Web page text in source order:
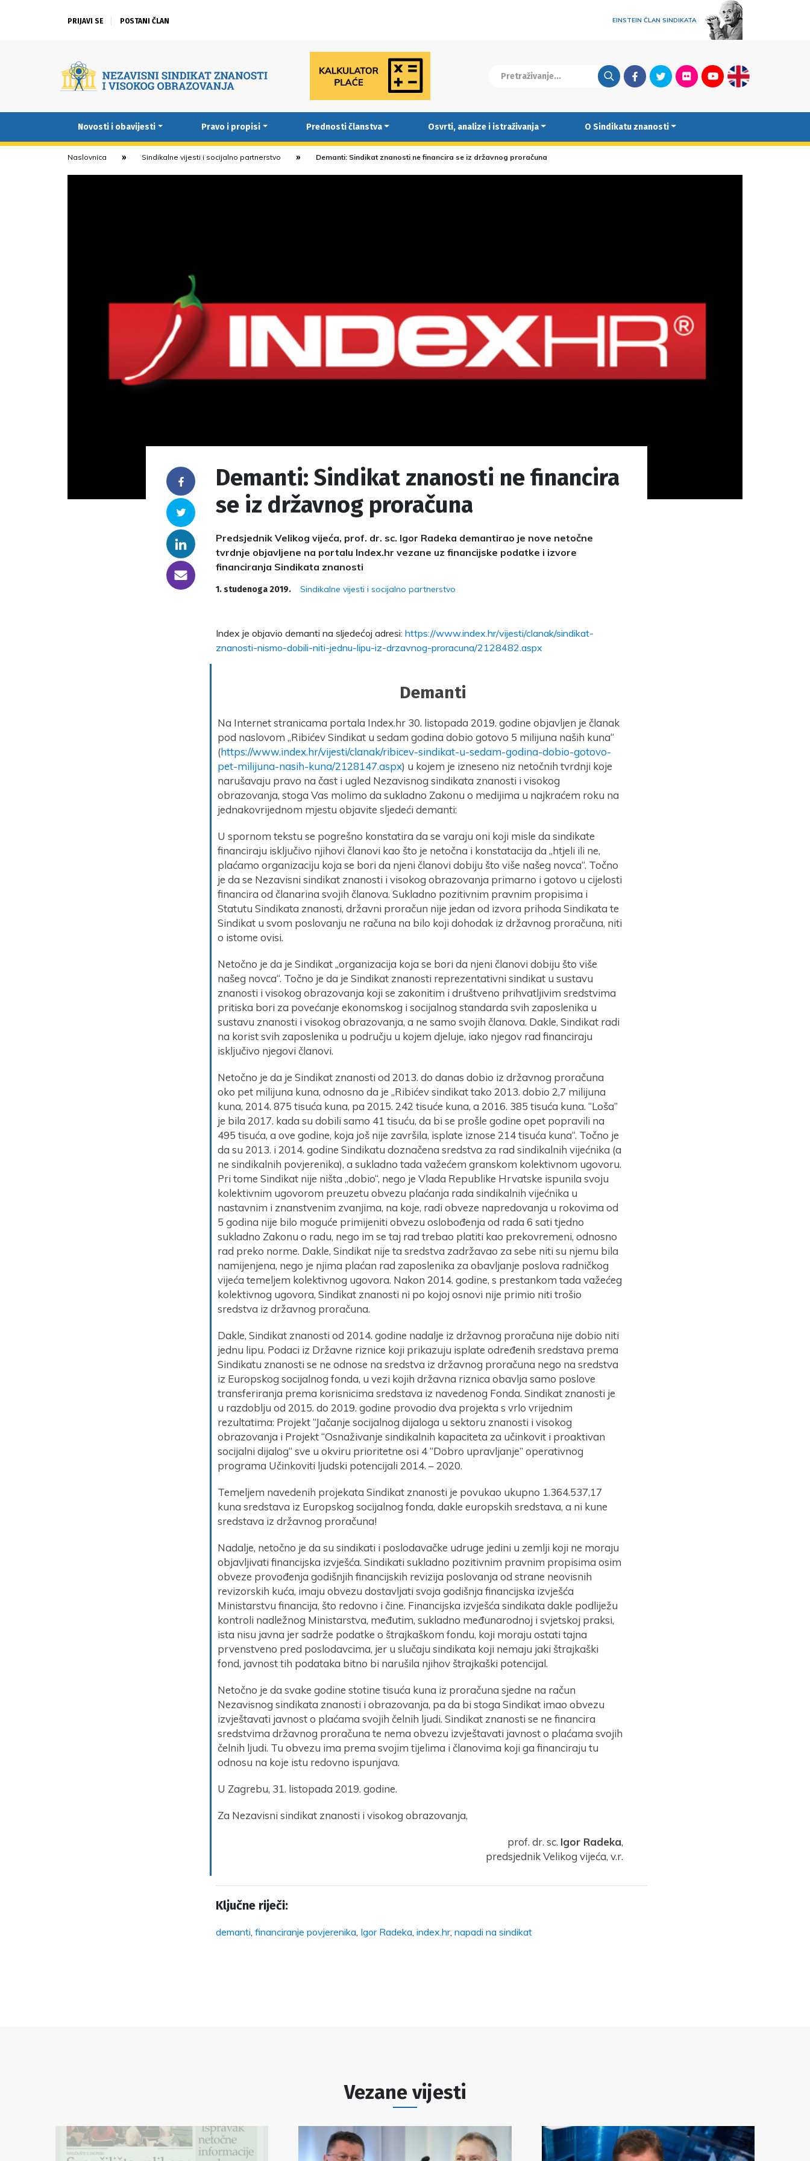
PRIJAVI SE POSTANI ČLAN EINSTEIN ČLAN SINDIKATA
FacebookTwitterFlickrYoutubeEnglish
Novosti i obavijesti Pravo i propisi Prednosti članstva Osvrti, analize i istraživanja O Sindikatu znanosti
Naslovnica Sindikalne vijesti i socijalno partnerstvo Demanti: Sindikat znanosti ne financira se iz državnog proračuna
Facebook
Twitter
Linkedin
someone@yoursite.com
Demanti: Sindikat znanosti ne financira
se iz državnog proračuna
Predsjednik Velikog vijeća, prof. dr. sc. Igor Radeka demantirao je nove netočne
tvrdnje objavljene na portalu Index.hr vezane uz financijske podatke i izvore
financiranja Sindikata znanosti
1. studenoga 2019. Sindikalne vijesti i socijalno partnerstvo
Index je objavio demanti na sljedećoj adresi: https://www.index.hr/vijesti/clanak/sindikat-
znanosti-nismo-dobili-niti-jednu-lipu-iz-drzavnog-proracuna/2128482.aspx
Demanti
Na Internet stranicama portala Index.hr 30. listopada 2019. godine objavljen je članak
pod naslovom „Ribićev Sindikat u sedam godina dobio gotovo 5 milijuna naših kuna“
(https://www.index.hr/vijesti/clanak/ribicev-sindikat-u-sedam-godina-dobio-gotovo-
pet-milijuna-nasih-kuna/2128147.aspx) u kojem je izneseno niz netočnih tvrdnji koje
narušavaju pravo na čast i ugled Nezavisnog sindikata znanosti i visokog
obrazovanja, stoga Vas molimo da sukladno Zakonu o medijima u najkraćem roku na
jednakovrijednom mjestu objavite sljedeći demanti:
U spornom tekstu se pogrešno konstatira da se varaju oni koji misle da sindikate
financiraju isključivo njihovi članovi kao što je netočna i konstatacija da „htjeli ili ne,
plaćamo organizaciju koja se bori da njeni članovi dobiju što više našeg novca“. Točno
je da se Nezavisni sindikat znanosti i visokog obrazovanja primarno i gotovo u cijelosti
financira od članarina svojih članova. Sukladno pozitivnim pravnim propisima i
Statutu Sindikata znanosti, državni proračun nije jedan od izvora prihoda Sindikata te
Sindikat u svom poslovanju ne računa na bilo koji dohodak iz državnog proračuna, niti
o istome ovisi.
Netočno je da je Sindikat „organizacija koja se bori da njeni članovi dobiju što više
našeg novca“. Točno je da je Sindikat znanosti reprezentativni sindikat u sustavu
znanosti i visokog obrazovanja koji se zakonitim i društveno prihvatljivim sredstvima
pritiska bori za povećanje ekonomskog i socijalnog standarda svih zaposlenika u
sustavu znanosti i visokog obrazovanja, a ne samo svojih članova. Dakle, Sindikat radi
na korist svih zaposlenika u području u kojem djeluje, iako njegov rad financiraju
isključivo njegovi članovi.
Netočno je da je Sindikat znanosti od 2013. do danas dobio iz državnog proračuna
oko pet milijuna kuna, odnosno da je „Ribićev sindikat tako 2013. dobio 2,7 milijuna
kuna, 2014. 875 tisuća kuna, pa 2015. 242 tisuće kuna, a 2016. 385 tisuća kuna. “Loša”
je bila 2017. kada su dobili samo 41 tisuću, da bi se prošle godine opet popravili na
495 tisuća, a ove godine, koja još nije završila, isplate iznose 214 tisuća kuna“. Točno je
da su 2013. i 2014. godine Sindikatu doznačena sredstva za rad sindikalnih vijećnika (a
ne sindikalnih povjerenika), a sukladno tada važećem granskom kolektivnom ugovoru.
Pri tome Sindikat nije ništa „dobio“, nego je Vlada Republike Hrvatske ispunila svoju
kolektivnim ugovorom preuzetu obvezu plaćanja rada sindikalnih vijećnika u
nastavnim i znanstvenim zvanjima, na koje, radi obveze napredovanja u rokovima od
5 godina nije bilo moguće primijeniti obvezu oslobođenja od rada 6 sati tjedno
sukladno Zakonu o radu, nego im se taj rad trebao platiti kao prekovremeni, odnosno
rad preko norme. Dakle, Sindikat nije ta sredstva zadržavao za sebe niti su njemu bila
namijenjena, nego je njima plaćan rad zaposlenika za obavljanje poslova radničkog
vijeća temeljem kolektivnog ugovora. Nakon 2014. godine, s prestankom tada važećeg
kolektivnog ugovora, Sindikat znanosti ni po kojoj osnovi nije primio niti trošio
sredstva iz državnog proračuna.
Dakle, Sindikat znanosti od 2014. godine nadalje iz državnog proračuna nije dobio niti
jednu lipu. Podaci iz Državne riznice koji prikazuju isplate određenih sredstava prema
Sindikatu znanosti se ne odnose na sredstva iz državnog proračuna nego na sredstva
iz Europskog socijalnog fonda, u vezi kojih državna riznica obavlja samo poslove
transferiranja prema korisnicima sredstava iz navedenog Fonda. Sindikat znanosti je
u razdoblju od 2015. do 2019. godine provodio dva projekta s vrlo vrijednim
rezultatima: Projekt “Jačanje socijalnog dijaloga u sektoru znanosti i visokog
obrazovanja i Projekt “Osnaživanje sindikalnih kapaciteta za učinkovit i proaktivan
socijalni dijalog“ sve u okviru prioritetne osi 4 “Dobro upravljanje” operativnog
programa Učinkoviti ljudski potencijali 2014. – 2020.
Temeljem navedenih projekata Sindikat znanosti je povukao ukupno 1.364.537,17
kuna sredstava iz Europskog socijalnog fonda, dakle europskih sredstava, a ni kune
sredstava iz državnog proračuna!
Nadalje, netočno je da su sindikati i poslodavačke udruge jedini u zemlji koji ne moraju
objavljivati financijska izvješća. Sindikati sukladno pozitivnim pravnim propisima osim
obveze provođenja godišnjih financijskih revizija poslovanja od strane neovisnih
revizorskih kuća, imaju obvezu dostavljati svoja godišnja financijska izvješća
Ministarstvu financija, što redovno i čine. Financijska izvješća sindikata dakle podliježu
kontroli nadležnog Ministarstva, međutim, sukladno međunarodnoj i svjetskoj praksi,
ista nisu javna jer sadrže podatke o štrajkaškom fondu, koji moraju ostati tajna
prvenstveno pred poslodavcima, jer u slučaju sindikata koji nemaju jaki štrajkaški
fond, javnost tih podataka bitno bi narušila njihov štrajkaški potencijal.
Netočno je da svake godine stotine tisuća kuna iz proračuna sjedne na račun
Nezavisnog sindikata znanosti i obrazovanja, pa da bi stoga Sindikat imao obvezu
izvještavati javnost o plaćama svojih čelnih ljudi. Sindikat znanosti se ne financira
sredstvima državnog proračuna te nema obvezu izvještavati javnost o plaćama svojih
čelnih ljudi. Tu obvezu ima prema svojim tijelima i članovima koji ga financiraju tu
odnosu na koje istu redovno ispunjava.
U Zagrebu, 31. listopada 2019. godine.
Za Nezavisni sindikat znanosti i visokog obrazovanja,
prof. dr. sc. Igor Radeka,
predsjednik Velikog vijeća, v.r.
Ključne riječi:
demanti, financiranje povjerenika, Igor Radeka, index.hr, napadi na sindikat
Vezane vijesti